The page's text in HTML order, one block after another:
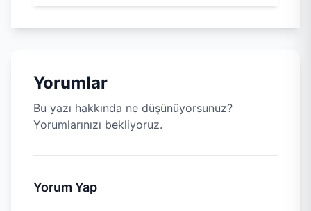
Yorumlar
Bu yazı hakkında ne düşünüyorsunuz?
Yorumlarınızı bekliyoruz.
Yorum Yap